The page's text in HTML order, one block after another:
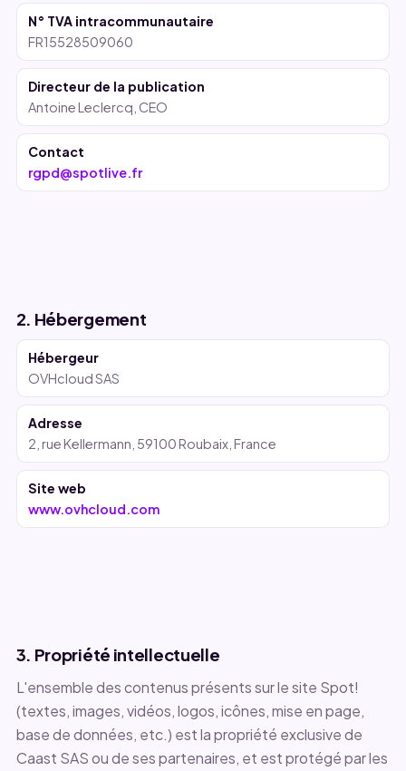
N° TVA intracommunautaire
FR15528509060
Directeur de la publication
Antoine Leclercq, CEO
Contact
rgpd@spotlive.fr
2. Hébergement
Hébergeur
OVHcloud SAS
Adresse
2, rue Kellermann, 59100 Roubaix, France
Site web
www.ovhcloud.com
3. Propriété intellectuelle
L'ensemble des contenus présents sur le site Spot!
(textes, images, vidéos, logos, icônes, mise en page,
base de données, etc.) est la propriété exclusive de
Caast SAS ou de ses partenaires, et est protégé par les